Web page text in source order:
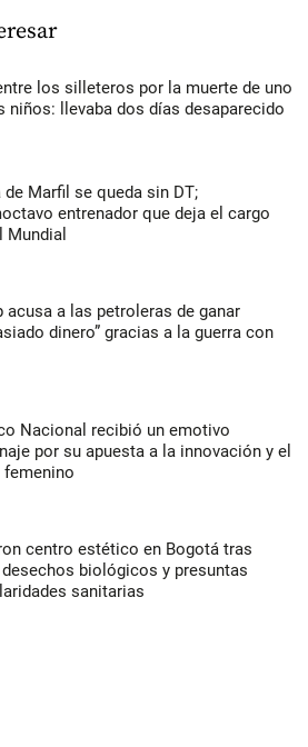
los silleteros por la muerte de uno
niños: llevaba dos días desaparecido
de Marfil se queda sin DT;
entrenador que deja el cargo
Mundial
acusa a las petroleras de ganar
dinero” gracias a la guerra con
Nacional recibió un emotivo
por su apuesta a la innovación y el
centro estético en Bogotá tras
biológicos y presuntas
sanitarias